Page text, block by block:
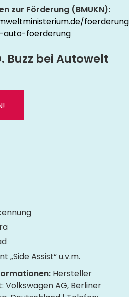
zur Förderung (BMUKN):
foerderung
Buzz bei Autowelt
„Side Assist“ u.v.m.
Hersteller
Volkswagen AG, Berliner